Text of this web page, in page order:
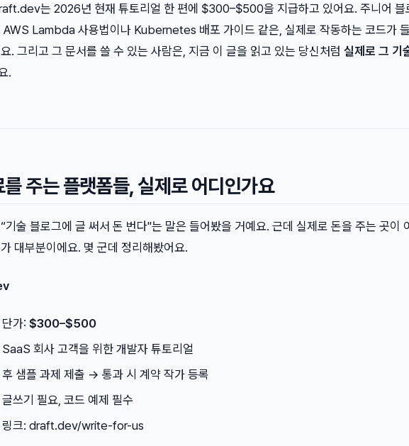
는 2026년 현재 튜토리얼 한 편에 $300–$500을 지급하고 있어요. 주니어 블
AWS Lambda 사용법이나 Kubernetes 배포 가이드 같은, 실제로 작동하는 코드가
. 그리고 그 문서를 쓸 수 있는 사람은, 지금 이 글을 읽고 있는 당신처럼 실제로 그 기
.
주는 플랫폼들, 실제로 어디인가요
기술 블로그에 글 써서 돈 번다"는 말은 들어봤을 거예요. 근데 실제로 돈을 주는 곳이
대부분이에요. 몇 군데 정리해봤어요.
가: $300–$500
회사 고객을 위한 개발자 튜토리얼
후 샘플 과제 제출 → 통과 시 계약 작가 등록
쓰기 필요, 코드 예제 필수
링크: draft.dev/write-for-us